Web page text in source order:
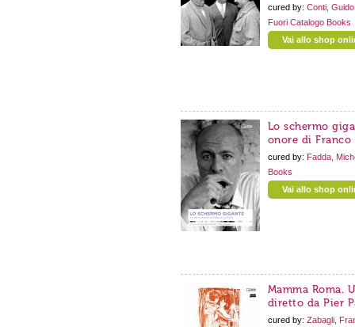
cured by: Conti,
Fuori Catalogo Books
Vai allo shop
Lo schermo
onore di Franco
cured by: Fadda,
Books
Vai allo shop
Mamma Roma.
diretto da Pier
cured by: Zabagli,